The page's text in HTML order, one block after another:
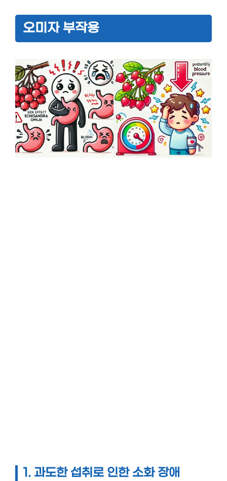
오미자 부작용
1. 과도한 섭취로 인한 소화 장애